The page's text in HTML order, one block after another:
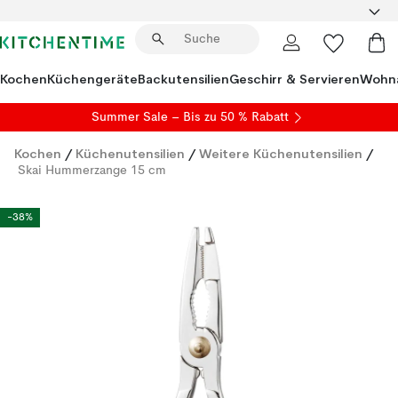
KochenKüchengeräteBackutensilienGeschirr & Servieren
Summer Sale – Bis zu 50 % Rabatt
Kochen / Küchenutensilien / Weitere Küchenutensilien /
Skai Hummerzange 15 cm
-38%